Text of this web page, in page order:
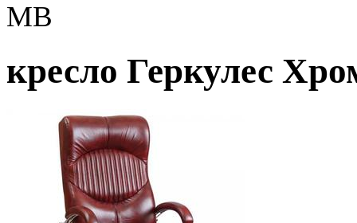
MB
кресло Геркулес